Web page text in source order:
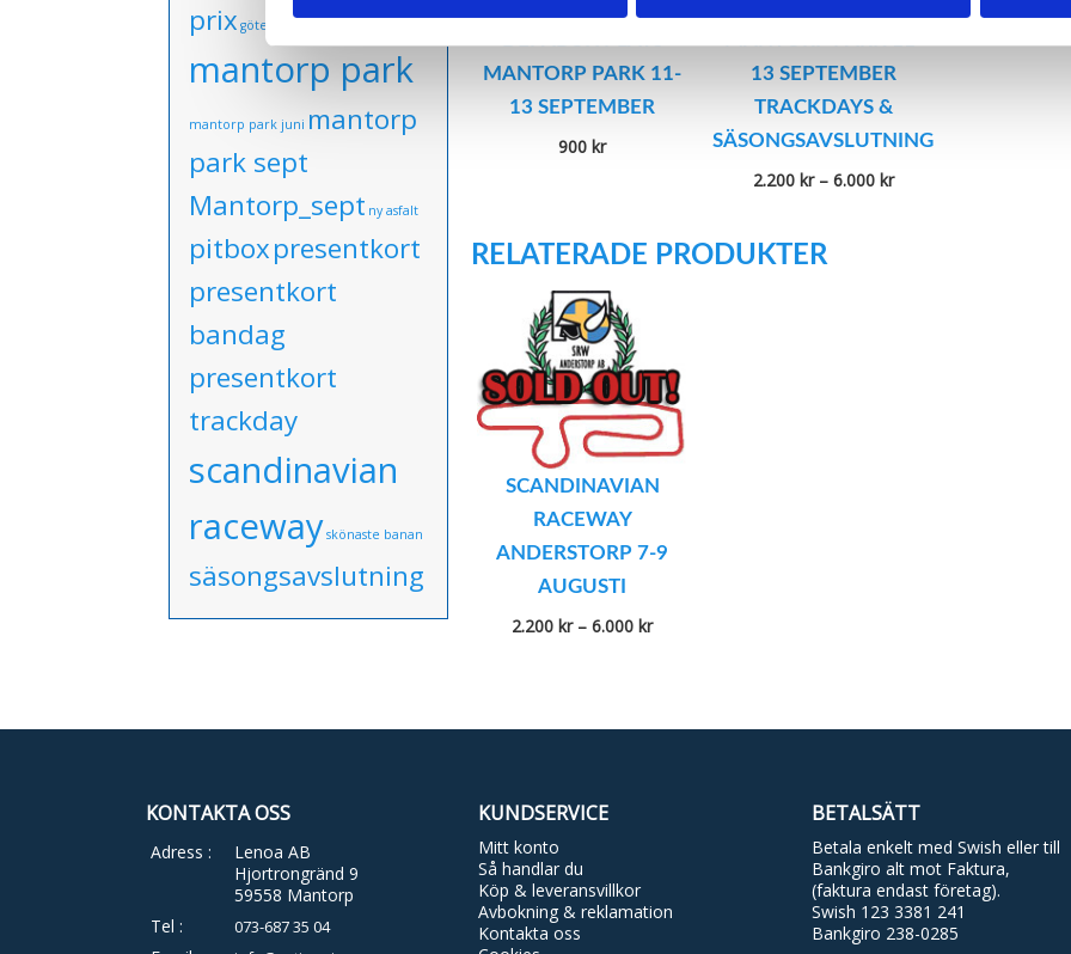
MANTORP PARK 11-
13 SEPTEMBER
900 kr
13 SEPTEMBER
TRACKDAYS &
SÄSONGSAVSLUTNING
2.200 kr – 6.000 krPrisintervall:
RELATERADE PRODUKTER
SCANDINAVIAN
RACEWAY
ANDERSTORP 7-9
AUGUSTI
2.200kr – 6.000krPrisintervall:
prix götene
mantorp park
mantorp park juni mantorp
park sept
Mantorp_sept ny asfalt
pitboxpresentkort
presentkort
bandag
presentkort
trackday
scandinavian
racewayskönaste banan
säsongsavslutning
KONTAKTA OSS
Adress :
Lenoa AB
Hjortrongränd 9
59558 Mantorp
Tel :
073-687 35 04
KUNDSERVICE
Mitt konto
Så handlar du
Köp & leveransvillkor
Avbokning & reklamation
Kontakta oss
BETALSÄTT
Betala enkelt med Swish eller till
Bankgiro alt mot Faktura,
(faktura endast företag).
Swish 123 3381 241
Bankgiro 238-0285